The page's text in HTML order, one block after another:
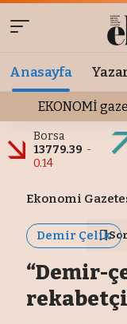
Anasayfa
EKONOMİ
Borsa
13779.39 -
0.14
Ekonomi
Demir Çelik
“Demir-